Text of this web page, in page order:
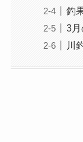
釣
3
川